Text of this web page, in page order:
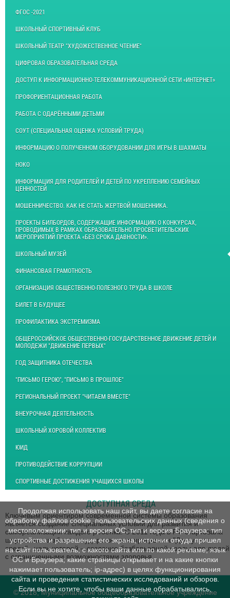
ФГОС -2021
ШКОЛЬНЫЙ СПОРТИВНЫЙ КЛУБ
ШКОЛЬНЫЙ ТЕАТР "ХУДОЖЕСТВЕННОЕ ЧТЕНИЕ"
ЦИФРОВАЯ ОБРАЗОВАТЕЛЬНАЯ СРЕДА
ДОСТУП К ИНФОРМАЦИОННО-ТЕЛЕКОММУНИКАЦИОННОЙ СЕТИ «ИНТЕРНЕТ»
ПРОФОРИЕНТАЦИОННАЯ РАБОТА
РАБОТА С ОДАРЁННЫМИ ДЕТЬМИ
СОУТ (СПЕЦИАЛЬНАЯ ОЦЕНКА УСЛОВИЙ ТРУДА)
ИНФОРМАЦИЮ О ПОЛУЧЕННОМ ОБОРУДОВАНИИ ДЛЯ ИГРЫ В ШАХМАТЫ
НОКО
ИНФОРМАЦИЯ ДЛЯ РОДИТЕЛЕЙ И ДЕТЕЙ ПО УКРЕПЛЕНИЮ СЕМЕЙНЫХ
ЦЕННОСТЕЙ
МОШЕННИЧЕСТВО. КАК НЕ СТАТЬ ЖЕРТВОЙ МОШЕННИКА.
ПРОЕКТЫ БИЛБОРДОВ, СОДЕРЖАЩИЕ ИНФОРМАЦИЮ О КОНКУРСАХ,
ПРОВОДИМЫХ В РАМКАХ ОБРАЗОВАТЕЛЬНО ПРОСВЕТИТЕЛЬСКИХ
МЕРОПРИЯТИЙ ПРОЕКТА «БЕЗ СРОКА ДАВНОСТИ».
ШКОЛЬНЫЙ МУЗЕЙ
ФИНАНСОВАЯ ГРАМОТНОСТЬ
ОРГАНИЗАЦИЯ ОБЩЕСТВЕННО-ПОЛЕЗНОГО ТРУДА В ШКОЛЕ
БИЛЕТ В БУДУЩЕЕ
ПРОФИЛАКТИКА ЭКСТРЕМИЗМА
ОБЩЕРОССИЙСКОЕ ОБЩЕСТВЕННО-ГОСУДАРСТВЕННОЕ ДВИЖЕНИЕ ДЕТЕЙ И
МОЛОДЕЖИ "ДВИЖЕНИЕ ПЕРВЫХ"
ГОД ЗАЩИТНИКА ОТЕЧЕСТВА
"ПИСЬМО ГЕРОЮ", "ПИСЬМО В ПРОШЛОЕ"
РЕГИОНАЛЬНЫЙ ПРОЕКТ "ЧИТАЕМ ВМЕСТЕ"
ВНЕУРОЧНАЯ ДЕЯТЕЛЬНОСТЬ
ШКОЛЬНЫЙ ХОРОВОЙ КОЛЛЕКТИВ
ЮИД
ПРОТИВОДЕЙСТВИЕ КОРРУПЦИИ
СПОРТИВНЫЕ ДОСТИЖЕНИЯ УЧАЩИХСЯ ШКОЛЫ
ДОСТУПНАЯ СРЕДА
Ключевым ориентиром современной системы образования
является создание специальных условий для развития и
самореализации каждого ребенка. С 2011 года в РФ стартовала
широкомасштабная государственная программа "Доступная
среда", цель которой – создание безбарьерной среды для людей
с ограниченными возможностями здоровья.
© 2018, Муниципальное общеобразовательное учреждение
Продолжая использовать наш сайт, вы даете согласие на
обработку файлов cookie, пользовательских данных (сведения о
местоположении; тип и версия ОС; тип и версия Браузера; тип
устройства и разрешение его экрана; источник откуда пришел
на сайт пользователь; с какого сайта или по какой рекламе; язык
ОС и Браузера; какие страницы открывает и на какие кнопки
нажимает пользователь; ip-адрес) в целях функционирования
сайта и проведения статистических исследований и обзоров.
Если вы не хотите, чтобы ваши данные обрабатывались,